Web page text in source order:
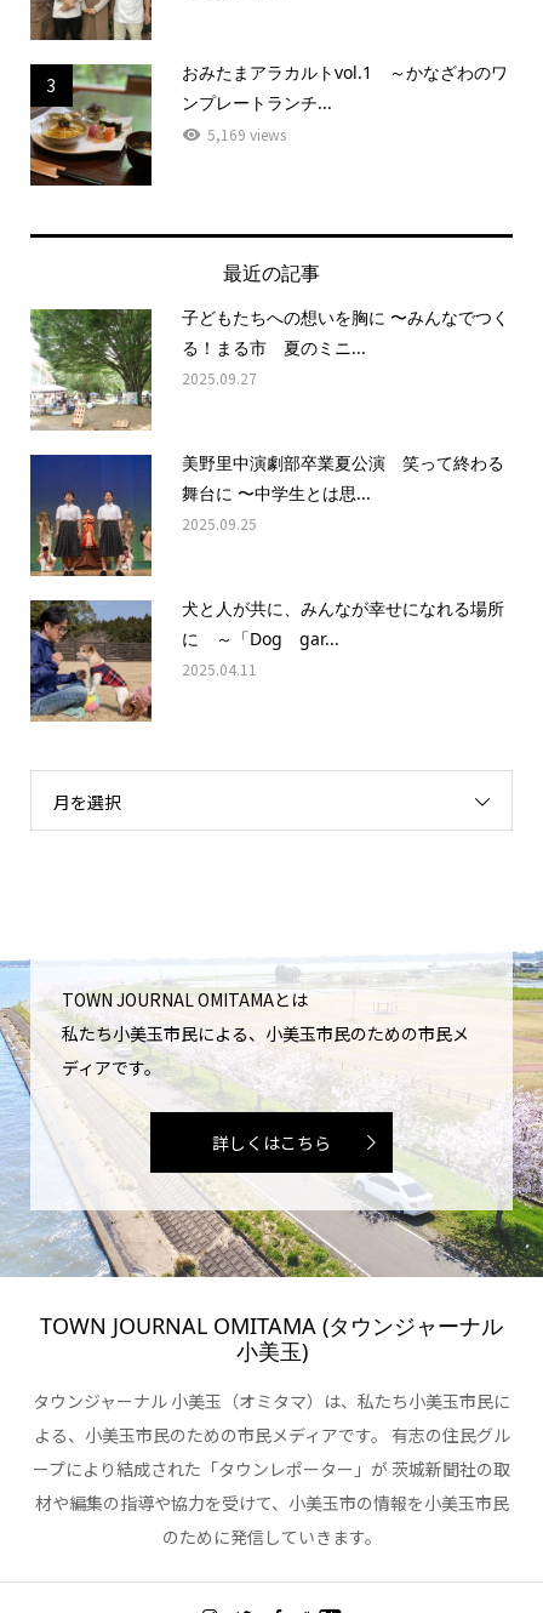
3
おみたまアラカルトvol.1 ～かなざわのワ
ンプレートランチ...
5,169 views
最近の記事
子どもたちへの想いを胸に 〜みんなでつく
る！まる市 夏のミニ...
2025.09.27
美野里中演劇部卒業夏公演 笑って終わる
舞台に 〜中学生とは思...
2025.09.25
犬と人が共に、みんなが幸せになれる場所
に ～「Dog gar...
2025.04.11
月を選択
TOWN JOURNAL OMITAMAとは
私たち小美玉市民による、小美玉市民のための市民メ
ディアです。
詳しくはこちら
TOWN JOURNAL OMITAMA (タウンジャーナル
小美玉)
タウンジャーナル 小美玉（オミタマ）は、私たち小美玉市民に
よる、小美玉市民のための市民メディアです。 有志の住民グル
ープにより結成された「タウンレポーター」が 茨城新聞社の取
材や編集の指導や協力を受けて、小美玉市の情報を小美玉市民
のために発信していきます。